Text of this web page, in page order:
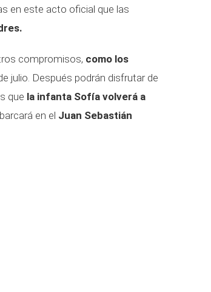
en este acto oficial que las
compromisos, como los
julio. Después podrán disfrutar de
que la infanta Sofía volverá a
en el Juan Sebastián